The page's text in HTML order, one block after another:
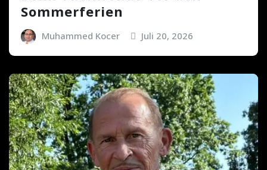
Sommerferien
Muhammed Kocer Juli 20, 2026